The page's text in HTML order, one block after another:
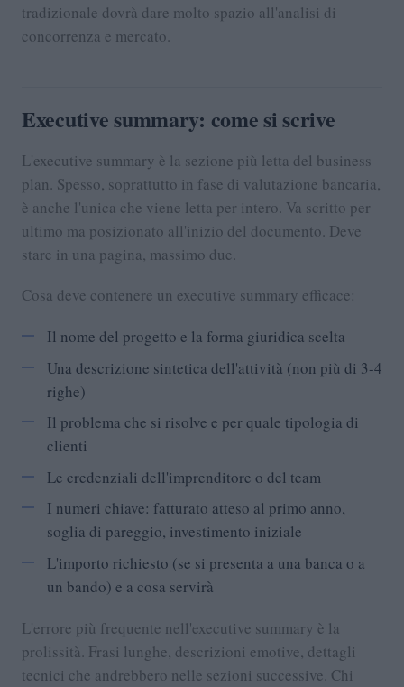
tradizionale dovrà dare molto spazio all'analisi di
concorrenza e mercato.
Executive summary: come si scrive
L'executive summary è la sezione più letta del business
plan. Spesso, soprattutto in fase di valutazione bancaria,
è anche l'unica che viene letta per intero. Va scritto per
ultimo ma posizionato all'inizio del documento. Deve
stare in una pagina, massimo due.
Cosa deve contenere un executive summary efficace:
Il nome del progetto e la forma giuridica scelta
Una descrizione sintetica dell'attività (non più di 3-4
righe)
Il problema che si risolve e per quale tipologia di
clienti
Le credenziali dell'imprenditore o del team
I numeri chiave: fatturato atteso al primo anno,
soglia di pareggio, investimento iniziale
L'importo richiesto (se si presenta a una banca o a
un bando) e a cosa servirà
L'errore più frequente nell'executive summary è la
prolissità. Frasi lunghe, descrizioni emotive, dettagli
tecnici che andrebbero nelle sezioni successive. Chi